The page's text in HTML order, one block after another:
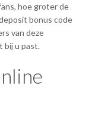
hoe groter de
bonus code
van deze
bij u past.